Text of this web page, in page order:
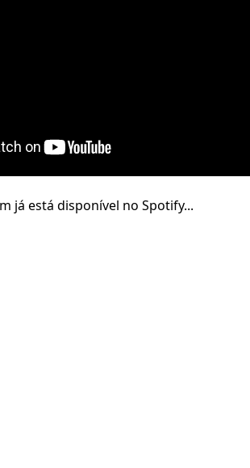
já está disponível no Spotify...